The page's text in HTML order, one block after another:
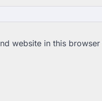
website in this